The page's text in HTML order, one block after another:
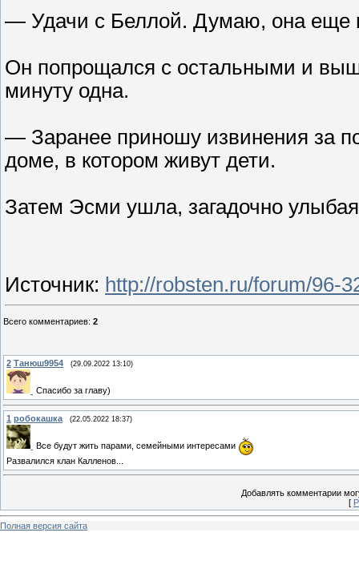
— Удачи с Беллой. Думаю, она еще
Он попрощался с остальными и
минуту одна.
— Заранее приношу извинения за
доме, в котором живут дети.
Затем Эсми ушла, загадочно
Источник: http://robsten.ru/forum/96-
Всего комментариев: 2
2 Танюш9954 (29.09.2022 13:10)
Спасибо за главу)
1 робокашка (22.05.2022 18:37)
Все будут жить парами, семейными интересами
Развалился клан Калленов...
Добавлять комментарии
[
Полная версия сайта